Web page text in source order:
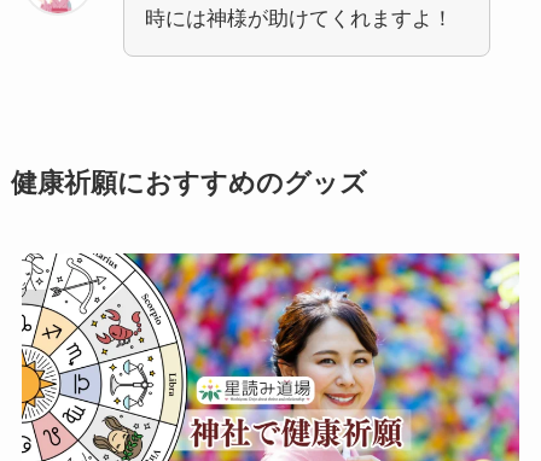
時には神様が助けてくれますよ！
健康祈願におすすめのグッズ